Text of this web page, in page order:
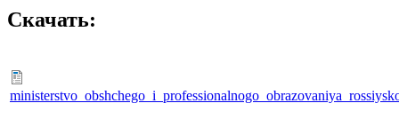
Скачать: